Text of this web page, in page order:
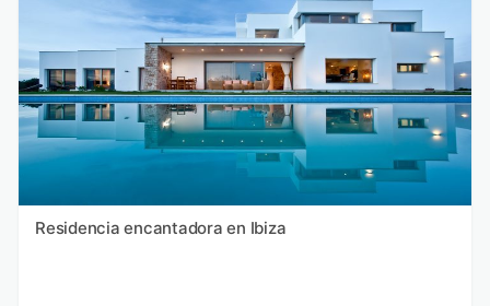
Residencia encantadora en Ibiza